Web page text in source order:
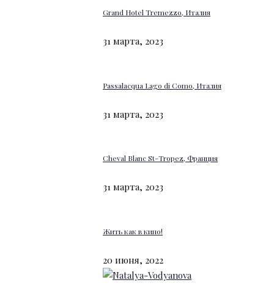
Grand Hotel Tremezzo, Италия
31 марта, 2023
Passalacqua Lago di Como, Италия
31 марта, 2023
Cheval Blanc St-Tropez, Франция
31 марта, 2023
Жить как в кино!
20 июня, 2022